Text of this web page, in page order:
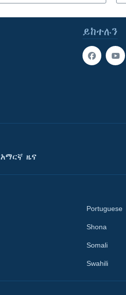
ይከተሉን
ዜና
Portuguese
Shona
Somali
Swahili